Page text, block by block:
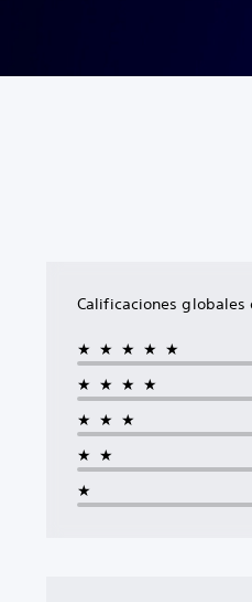
Calificaciones globales
★★★★★
★★★★
★★★
★★
★